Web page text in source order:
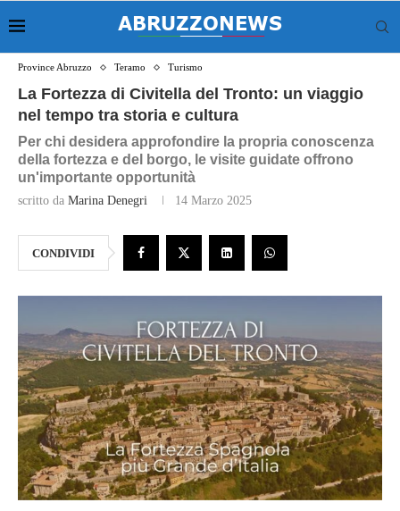
Province Abruzzo Teramo Turismo
La Fortezza di Civitella del Tronto: un viaggio
nel tempo tra storia e cultura
Per chi desidera approfondire la propria conoscenza
della fortezza e del borgo, le visite guidate offrono
un'importante opportunità
scritto da Marina Denegri 14 Marzo 2025
CONDIVIDI